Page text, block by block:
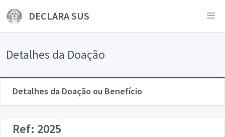
DECLARA SUS
Detalhes da Doação
Detalhes da Doação ou Benefício
Ref: 2025